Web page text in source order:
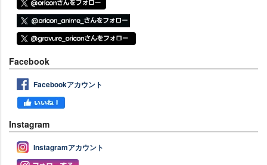
Facebook
Facebookアカウント
Instagram
Instagramアカウント